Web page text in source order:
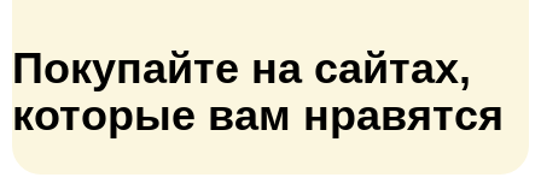
Покупайте на сайтах,
которые вам нравятся